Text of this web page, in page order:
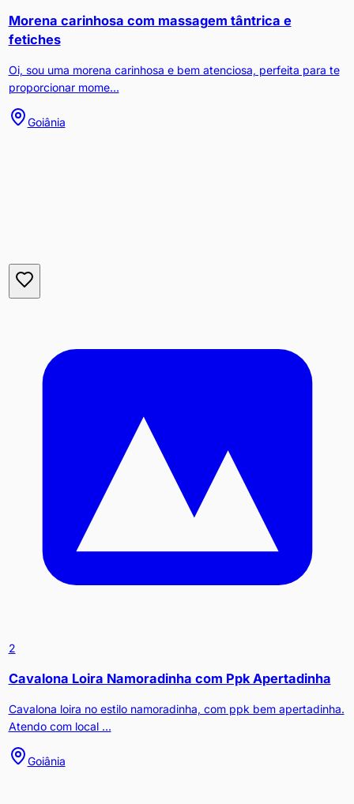
Morena carinhosa com massagem tântrica e
fetiches
Oi, sou uma morena carinhosa e bem atenciosa, perfeita para te
proporcionar mome...
Goiânia
2
Cavalona Loira Namoradinha com Ppk Apertadinha
Cavalona loira no estilo namoradinha, com ppk bem apertadinha.
Atendo com local ...
Goiânia